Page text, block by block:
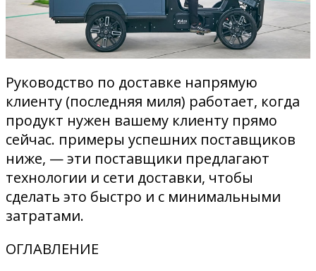
Руководство по доставке напрямую
клиенту (последняя миля) работает, когда
продукт нужен вашему клиенту прямо
сейчас. примеры успешних поставщиков
ниже, — эти поставщики предлагают
технологии и сети доставки, чтобы
сделать это быстро и с минимальными
затратами.
ОГЛАВЛЕНИЕ